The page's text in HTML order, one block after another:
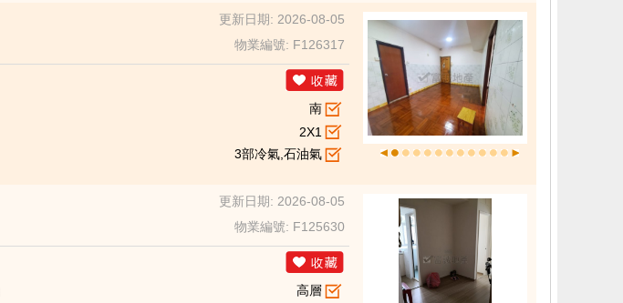
更新日期: 2026-08-05
物業編號: F126317
南
2X1
3部冷氣,石油氣
更新日期: 2026-08-05
物業編號: F125630
高層